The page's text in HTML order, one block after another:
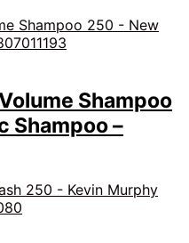
Shampoo
Shampoo –